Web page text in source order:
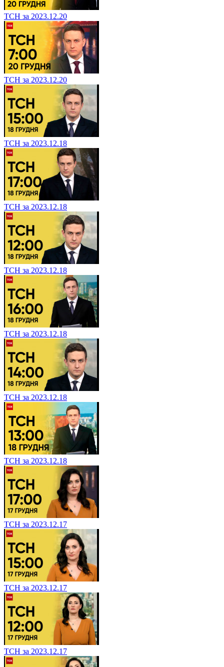
ТСН за 2023.12.20
ТСН за 2023.12.20
ТСН за 2023.12.18
ТСН за 2023.12.18
ТСН за 2023.12.18
ТСН за 2023.12.18
ТСН за 2023.12.18
ТСН за 2023.12.18
ТСН за 2023.12.17
ТСН за 2023.12.17
ТСН за 2023.12.17